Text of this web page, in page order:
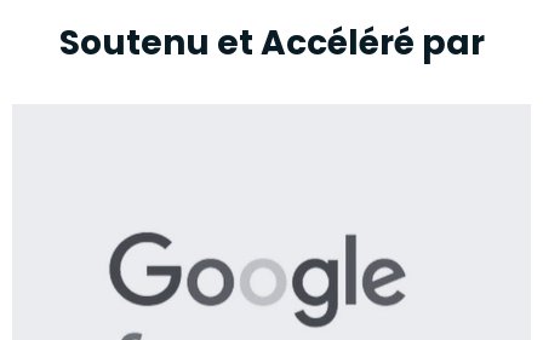
Soutenu et Accéléré par